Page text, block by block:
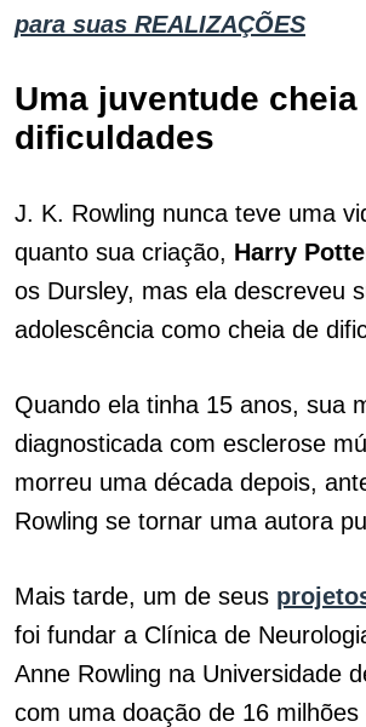
para suas REALIZAÇÕES
Uma juventude cheia
dificuldades
J. K. Rowling nunca teve uma
quanto sua criação, Harry
os Dursley, mas ela descreveu
adolescência como cheia de
Quando ela tinha 15 anos, sua
diagnosticada com esclerose
morreu uma década depois,
Rowling se tornar uma autora
Mais tarde, um de seus
foi fundar a Clínica de
Anne Rowling na Universidade
com uma doação de 16 milhões